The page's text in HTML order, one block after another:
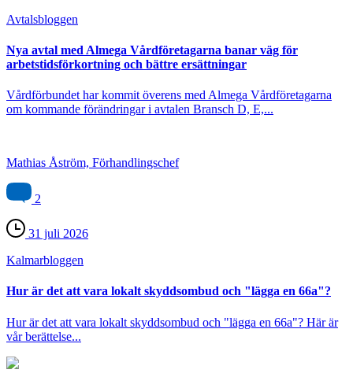
Avtals­bloggen
Nya avtal med Almega Vårdföretagarna banar väg för
arbetstidsförkortning och bättre ersättningar
Vårdförbundet har kommit överens med Almega Vårdföretagarna
om kommande förändringar i avtalen Bransch D, E,...
Mathias Åström, Förhandlingschef
2
31 juli 2026
Kalmar­bloggen
Hur är det att vara lokalt skyddsombud och "lägga en 66a"?
Hur är det att vara lokalt skyddsombud och "lägga en 66a"? Här är
vår berättelse...